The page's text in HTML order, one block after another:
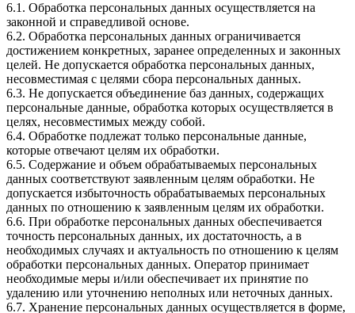
6.1. Обработка персональных данных осуществляется на
законной и справедливой основе.
6.2. Обработка персональных данных ограничивается
достижением конкретных, заранее определенных и законных
целей. Не допускается обработка персональных данных,
несовместимая с целями сбора персональных данных.
6.3. Не допускается объединение баз данных, содержащих
персональные данные, обработка которых осуществляется в
целях, несовместимых между собой.
6.4. Обработке подлежат только персональные данные,
которые отвечают целям их обработки.
6.5. Содержание и объем обрабатываемых персональных
данных соответствуют заявленным целям обработки. Не
допускается избыточность обрабатываемых персональных
данных по отношению к заявленным целям их обработки.
6.6. При обработке персональных данных обеспечивается
точность персональных данных, их достаточность, а в
необходимых случаях и актуальность по отношению к целям
обработки персональных данных. Оператор принимает
необходимые меры и/или обеспечивает их принятие по
удалению или уточнению неполных или неточных данных.
6.7. Хранение персональных данных осуществляется в форме,